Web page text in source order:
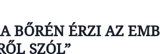
BŐRÉN ÉRZI AZ
SZÓL”